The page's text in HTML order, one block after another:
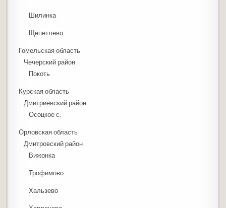
Шилинка
Щепетлево
Гомельская область
Чечерский район
Покоть
Курская область
Дмитриевский район
Осоцкое с.
Орловская область
Дмитровский район
Вижонка
Трофимово
Хальзево